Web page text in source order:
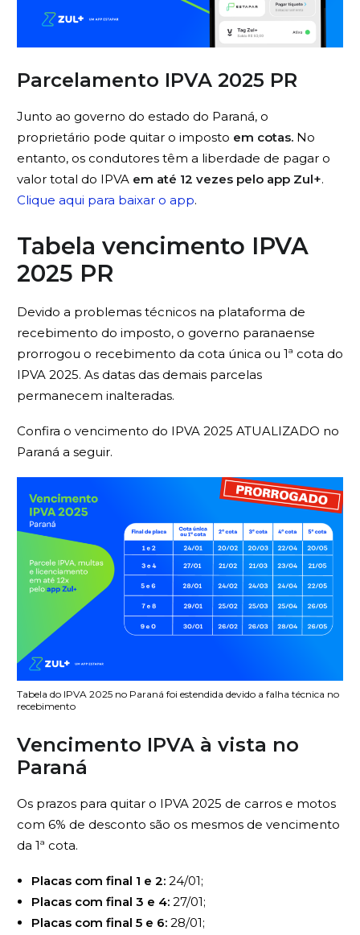
Parcelamento IPVA 2025 PR
Junto ao governo do estado do Paraná, o
proprietário pode quitar o imposto em cotas. No
entanto, os condutores têm a liberdade de pagar o
valor total do IPVA em até 12 vezes pelo app Zul+.
Clique aqui para baixar o app.
Tabela vencimento IPVA
2025 PR
Devido a problemas técnicos na plataforma de
recebimento do imposto, o governo paranaense
prorrogou o recebimento da cota única ou 1ª cota do
IPVA 2025. As datas das demais parcelas
permanecem inalteradas.
Confira o vencimento do IPVA 2025 ATUALIZADO no
Paraná a seguir.
Tabela do IPVA 2025 no Paraná foi estendida devido a falha técnica no
recebimento
Vencimento IPVA à vista no
Paraná
Os prazos para quitar o IPVA 2025 de carros e motos
com 6% de desconto são os mesmos de vencimento
da 1ª cota.
Placas com final 1 e 2: 24/01;
Placas com final 3 e 4: 27/01;
Placas com final 5 e 6: 28/01;